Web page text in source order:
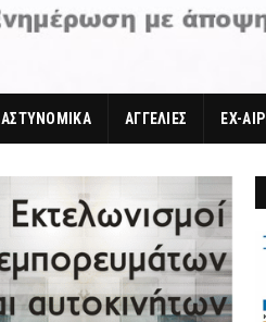
ΑΣΤΥΝΟΜΙΚΑ ΑΓΓΕΛΙΕΣ EX-